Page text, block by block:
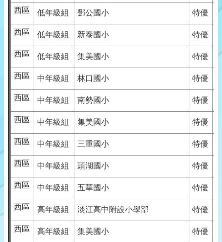
西區 低年級組 鄧公國小 特優
西區 低年級組 新泰國小 特優
西區 低年級組 集美國小 特優
西區 中年級組 林口國小 特優
西區 中年級組 南勢國小 特優
西區 中年級組 集美國小 特優
西區 中年級組 三重國小 特優
西區 中年級組 頭湖國小 特優
西區 中年級組 五華國小 特優
西區 高年級組 淡江高中附設小學部 特優
西區 高年級組 集美國小 特優